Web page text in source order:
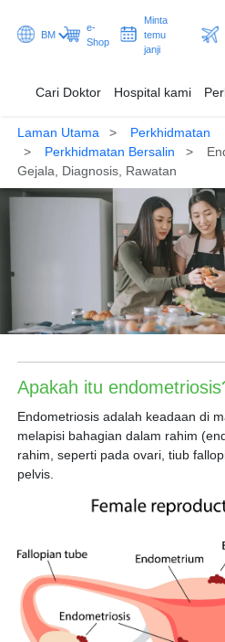
BM
e-
Shop
Minta
temu
janji
Cari Doktor Hospital kami
Cari Doktor
Hospital kami
Pesakit & Pelawat
Promosi & Rancangan
Laman Utama Perkhidmatan
Perkhidmatan Bersalin
Gejala, Diagnosis, Rawatan
Apakah itu
Endometriosis adalah keadaan di
melapisi bahagian dalam rahim
rahim, seperti pada ovari, tiub
pelvis.